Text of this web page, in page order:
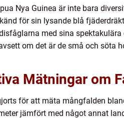
Nya Guinea är inte bara
för sin lysande blå
med sina
om det är de små och söta
Mätningar om
för att mäta mångfalden
jämfört med något annat